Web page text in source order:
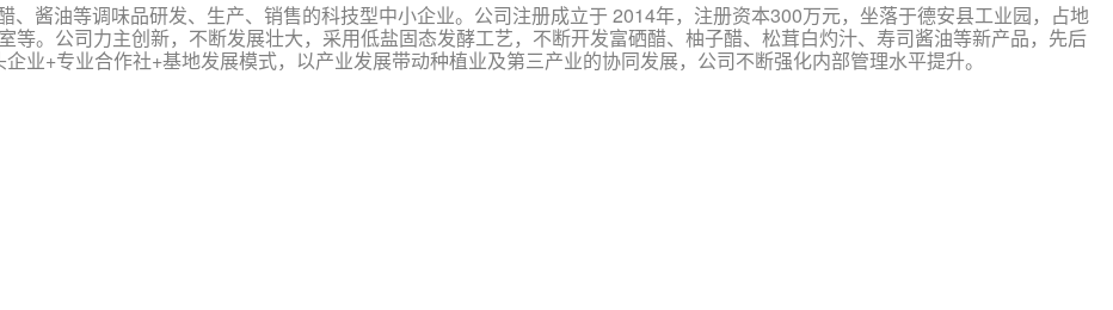
、酱油等调味品研发、生产、销售的科技型中小企业。公司注册成立于 2014年，注册资本300万元，坐落于德安县工业园，占地
等。公司力主创新，不断发展壮大，采用低盐固态发酵工艺，不断开发富硒醋、柚子醋、松茸白灼汁、寿司酱油等新产品，先后
业+专业合作社+基地发展模式，以产业发展带动种植业及第三产业的协同发展，公司不断强化内部管理水平提升。